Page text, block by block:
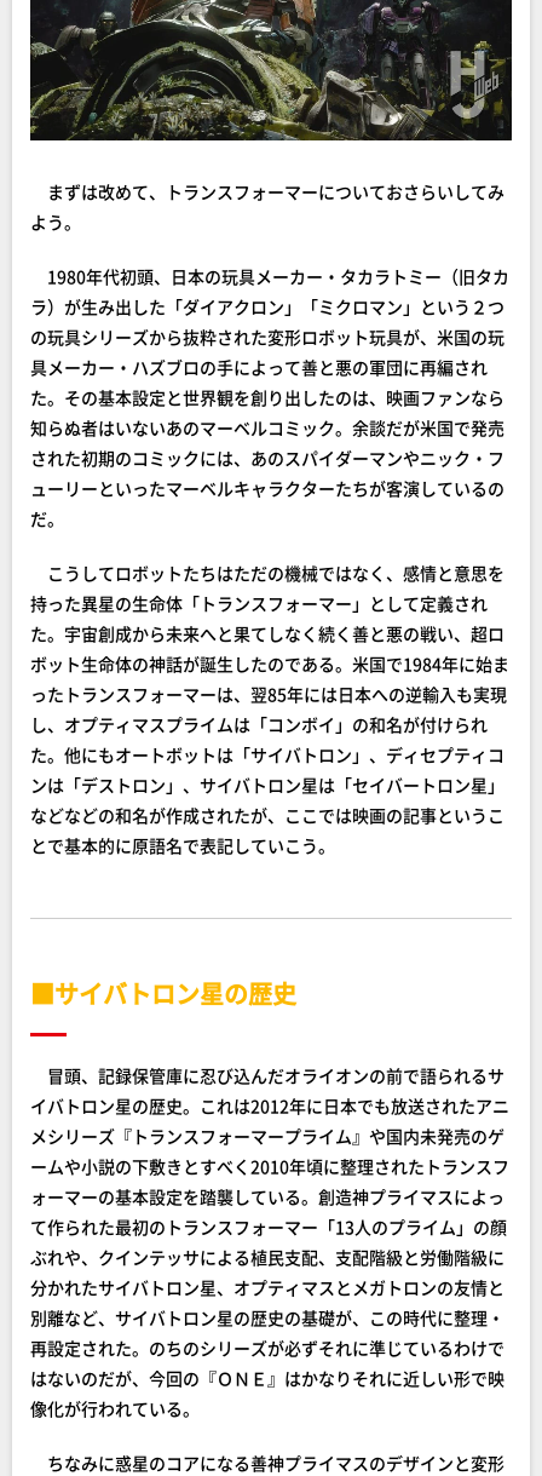
まずは改めて、トランスフォーマーについておさらいしてみ
よう。
1980年代初頭、日本の玩具メーカー・タカラトミー（旧タカ
ラ）が生み出した「ダイアクロン」「ミクロマン」という２つ
の玩具シリーズから抜粋された変形ロボット玩具が、米国の玩
具メーカー・ハズブロの手によって善と悪の軍団に再編され
た。その基本設定と世界観を創り出したのは、映画ファンなら
知らぬ者はいないあのマーベルコミック。余談だが米国で発売
された初期のコミックには、あのスパイダーマンやニック・フ
ューリーといったマーベルキャラクターたちが客演しているの
だ。
こうしてロボットたちはただの機械ではなく、感情と意思を
持った異星の生命体「トランスフォーマー」として定義され
た。宇宙創成から未来へと果てしなく続く善と悪の戦い、超ロ
ボット生命体の神話が誕生したのである。米国で1984年に始ま
ったトランスフォーマーは、翌85年には日本への逆輸入も実現
し、オプティマスプライムは「コンボイ」の和名が付けられ
た。他にもオートボットは「サイバトロン」、ディセプティコ
ンは「デストロン」、サイバトロン星は「セイバートロン星」
などなどの和名が作成されたが、ここでは映画の記事というこ
とで基本的に原語名で表記していこう。
■サイバトロン星の歴史
冒頭、記録保管庫に忍び込んだオライオンの前で語られるサ
イバトロン星の歴史。これは2012年に日本でも放送されたアニ
メシリーズ『トランスフォーマープライム』や国内未発売のゲ
ームや小説の下敷きとすべく2010年頃に整理されたトランスフ
ォーマーの基本設定を踏襲している。創造神プライマスによっ
て作られた最初のトランスフォーマー「13人のプライム」の顔
ぶれや、クインテッサによる植民支配、支配階級と労働階級に
分かれたサイバトロン星、オプティマスとメガトロンの友情と
別離など、サイバトロン星の歴史の基礎が、この時代に整理・
再設定された。のちのシリーズが必ずそれに準じているわけで
はないのだが、今回の『ＯＮＥ』はかなりそれに近しい形で映
像化が行われている。
ちなみに惑星のコアになる善神プライマスのデザインと変形